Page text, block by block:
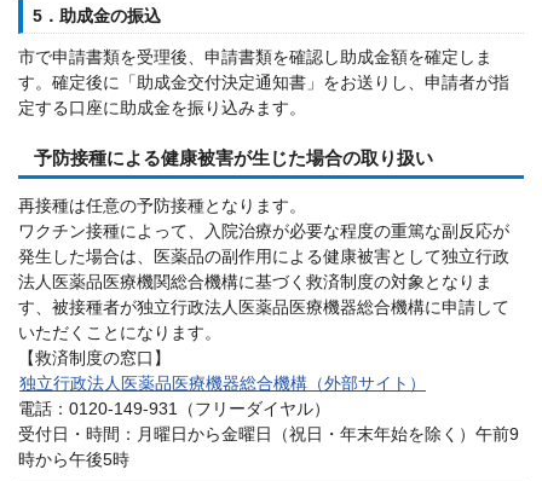
5．助成金の振込
市で申請書類を受理後、申請書類を確認し助成金額を確定しま
す。確定後に「助成金交付決定通知書」をお送りし、申請者が指
定する口座に助成金を振り込みます。
予防接種による健康被害が生じた場合の取り扱い
再接種は任意の予防接種となります。
ワクチン接種によって、入院治療が必要な程度の重篤な副反応が
発生した場合は、医薬品の副作用による健康被害として独立行政
法人医薬品医療機関総合機構に基づく救済制度の対象となりま
す、被接種者が独立行政法人医薬品医療機器総合機構に申請して
いただくことになります。
【救済制度の窓口】
独立行政法人医薬品医療機器総合機構（外部サイト）
電話：0120-149-931（フリーダイヤル）
受付日・時間：月曜日から金曜日（祝日・年末年始を除く）午前9
時から午後5時